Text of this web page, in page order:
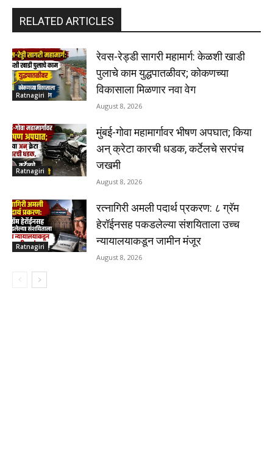
RELATED ARTICLES
Ratnagiri
रेवस-रेड्डी सागरी महामार्ग: केळशी खाडी
पुलाचे काम युद्धपातळीवर; कोकणच्या
विकासाला मिळणार नवा वेग
August 8, 2026
Ratnagiri
मुंबई-गोवा महामार्गावर भीषण अपघात; किया
अन् क्रेटा कारची धडक, कर्टेलचे सरपंच
जखमी
August 8, 2026
Ratnagiri
रत्नागिरी अमली पदार्थ प्रकरण: ८ ग्रॅम
हेरॉईनसह पकडलेल्या संशयिताला उच्च
न्यायालयाकडून जामीन मंजूर
August 8, 2026